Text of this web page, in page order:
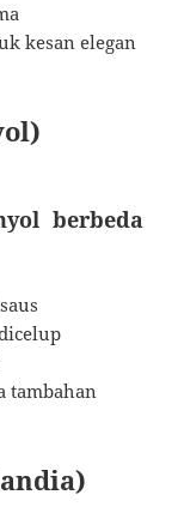
kesan elegan
berbeda
tambahan